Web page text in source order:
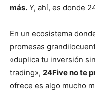
más. Y, ahí, es donde
En un ecosistema
promesas
«duplica tu inversión
trading», 24Five no te
ofrece es algo mucho